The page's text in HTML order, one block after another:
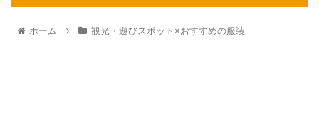
ホーム 観光・遊びスポット×おすすめの服装